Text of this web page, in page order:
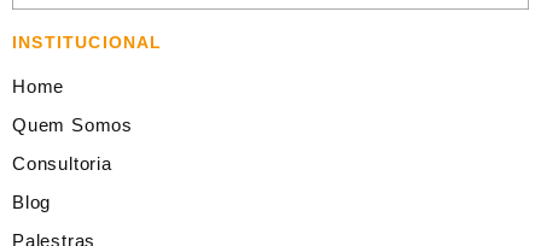
INSTITUCIONAL
Home
Quem Somos
Consultoria
Blog
Palestras